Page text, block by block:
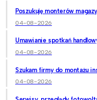
Poszukuję monterów
04-08-2026
Umawianie spotkań
04-08-2026
Szukam firmy do montażu
04-08-2026